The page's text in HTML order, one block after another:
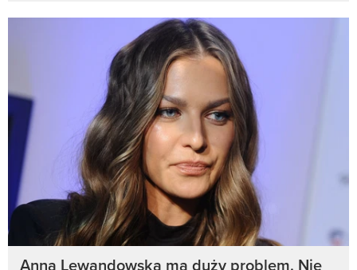
Anna Lewandowska ma duży problem. Nie